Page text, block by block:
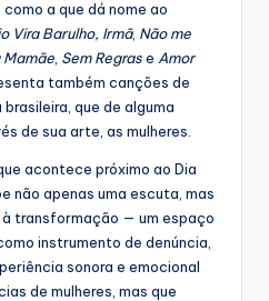
a que dá nome ao
Vira Barulho, Irmã, Não me
Sem Regrase Amor
também canções de
que de alguma
de sua arte, as mulheres.
acontece próximo ao Dia
não apenas uma escuta, mas
transformação — um espaço
instrumento de denúncia,
sonora e emocional
de mulheres, mas que